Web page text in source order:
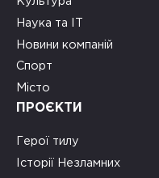
Наука та ІТ
Новини компаній
Спорт
Місто
ПРОЄКТИ
Герої тилу
Історії Незламних